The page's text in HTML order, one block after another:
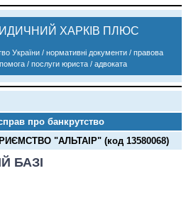
ХАРКІВ ПЛЮС
України / нормативні документи / правова
/ послуги юриста / адвоката
про банкрутство
"АЛЬТАІР" (код 13580068)
БАЗІ